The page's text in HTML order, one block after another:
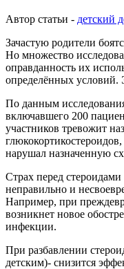
Автор статьи - детский
Зачастую родители
Но множество
оправданность их
определённых условий.
По данным
включавшего 200
участников тревожит
нарушал назначенную
Страх перед
неправильно и
Например, при
возникнет новое
инфекции.
При разбавлении
детским)- снизится